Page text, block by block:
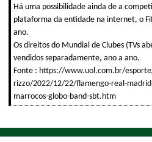
Há uma possibilidade ainda de a
plataforma da entidade na internet, o
ano.
Os direitos do Mundial de Clubes (TVs
vendidos separadamente, ano a ano.
Fonte : https://www.uol.com.br/
rizzo/2022/12/22/flamengo-real-
marrocos-globo-band-sbt.htm